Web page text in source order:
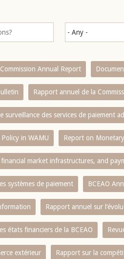
Annual Report
Rapport annuel de la
surveillance des services de paiement
in WAMU Report on
financial market infrastructures, and
systèmes de paiement BCEAO
Rapport annuel sur
états financiers de la BCEAO
extérieur Rapport sur la